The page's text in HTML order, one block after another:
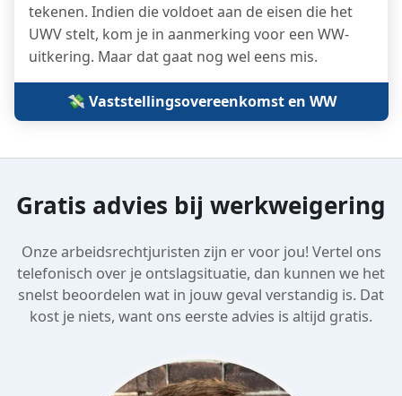
tekenen. Indien die voldoet aan de eisen die het
UWV stelt, kom je in aanmerking voor een WW-
uitkering. Maar dat gaat nog wel eens mis.
💸 Vaststellings­overeenkomst en WW
Gratis advies bij werkweigering
Onze arbeidsrechtjuristen zijn er voor jou! Vertel ons
telefonisch over je ontslagsituatie, dan kunnen we het
snelst beoordelen wat in jouw geval verstandig is. Dat
kost je niets, want ons eerste advies is altijd gratis.